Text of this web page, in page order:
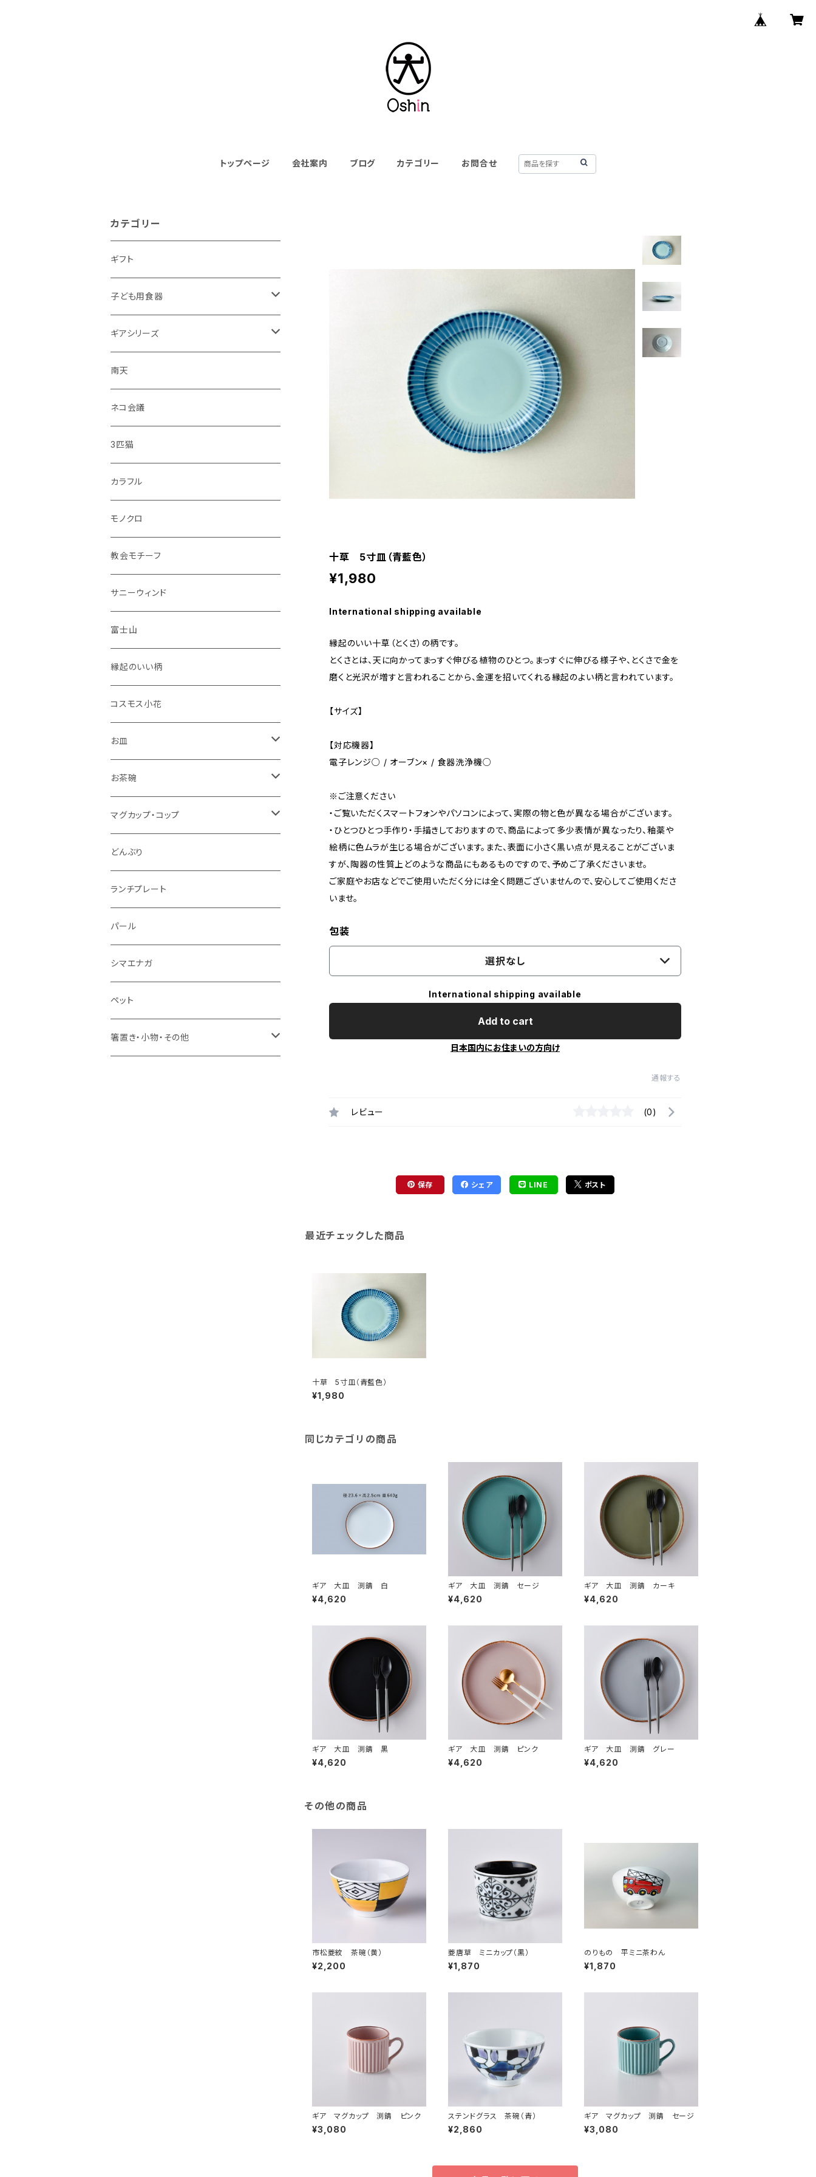
トップページ 会社案内 ブログ カテゴリー お問合せ
十草 5寸皿（青藍色）
¥1,980
International shipping available
縁起のいい十草（とくさ）の柄です。
とくさとは、天に向かってまっすぐ伸びる植物のひとつ。まっすぐに伸びる様子や、とくさで金を
磨くと光沢が増すと言われることから、金運を招いてくれる縁起のよい柄と言われています。
【サイズ】
【対応機器】
電子レンジ○ / オーブン× / 食器洗浄機○
※ご注意ください
・ご覧いただくスマートフォンやパソコンによって、実際の物と色が異なる場合がございます。
・ひとつひとつ手作り・手描きしておりますので、商品によって多少表情が異なったり、釉薬や
絵柄に色ムラが生じる場合がございます。また、表面に小さく黒い点が見えることがございま
すが、陶器の性質上どのような商品にもあるものですので、​予めご了承くださいませ。
ご家庭やお店などでご使用いただく分には全く問題ございませんので、安心してご使用くださ
いませ。
包装
選択なし
International shipping available
Add to cart
日本国内にお住まいの方向け
通報する
レビュー (0)
保存 シェア LINE ポスト
最近チェックした商品
十草 5寸皿（青藍色）
¥1,980
同じカテゴリの商品
ギア 大皿 渕錆 白
¥4,620
ギア 大皿 渕錆 セージ
¥4,620
ギア 大皿 渕錆 カーキ
¥4,620
ギア 大皿 渕錆 黒
¥4,620
ギア 大皿 渕錆 ピンク
¥4,620
ギア 大皿 渕錆 グレー
¥4,620
その他の商品
市松菱紋 茶碗（黄）
¥2,200
菱唐草 ミニカップ（黒）
¥1,870
のりもの 平ミニ茶わん
¥1,870
ギア マグカップ 渕錆 ピンク
¥3,080
ステンドグラス 茶碗（青）
¥2,860
ギア マグカップ 渕錆 セージ
¥3,080
カテゴリー
ギフト
子ども用食器
・恐竜
・のりもの
・彩花
・どうぶつ
・小鳥
シマエナガ
ギアシリーズ
大皿
中皿
小皿
マグカップ
コップ
花瓶
セット品
南天
ネコ会議
3匹猫
カラフル
モノクロ
教会モチーフ
サニーウィンド
富士山
縁起のいい柄
コスモス小花
お皿
角皿
丸皿
仕切り皿
お茶碗
大サイズ
小サイズ
マグカップ・コップ
マグカップ（大）
マグカップ（小）
湯のみ
ミニカップ
どんぶり
ランチプレート
パール
シマエナガ
ペット
箸置き・小物・その他